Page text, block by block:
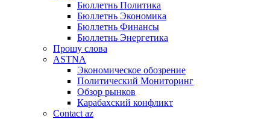
Бюллетнь Политика
Бюллетнь Экономика
Бюллетнь Финансы
Бюллетнь Энергетика
Прошу слова
ASTNA
Экономическое обозрение
Политический Мониторинг
Обзор рынков
Карабахский конфликт
Contact az